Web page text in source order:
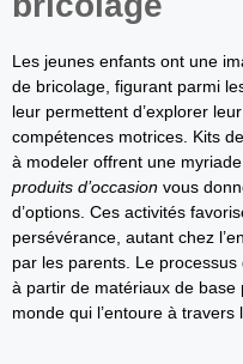
Les jeunes enfants ont une
de bricolage, figurant parmi
leur permettent d’explorer
compétences motrices. Kits
à modeler offrent une
produits d’occasion vous
d’options. Ces activités
persévérance, autant chez
par les parents. Le
à partir de matériaux de
monde qui l’entoure à